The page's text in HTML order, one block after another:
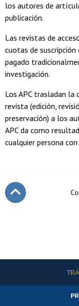
los autores de
publicación.
Las revistas de
cuotas de
pagado
investigación.
Los APC trasladan la
revista (edición,
preservación) a los
APC da como
cualquier persona
Más